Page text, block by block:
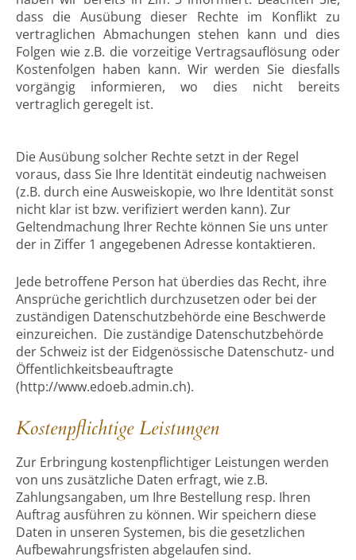
dass die Ausübung dieser Rechte im Konflikt zu
vertraglichen Abmachungen stehen kann und dies
Folgen wie z.B. die vorzeitige Vertragsauflösung oder
Kostenfolgen haben kann. Wir werden Sie diesfalls
vorgängig informieren, wo dies nicht bereits
vertraglich geregelt ist.
Die Ausübung solcher Rechte setzt in der Regel
voraus, dass Sie Ihre Identität eindeutig nachweisen
(z.B. durch eine Ausweiskopie, wo Ihre Identität sonst
nicht klar ist bzw. verifiziert werden kann). Zur
Geltendmachung Ihrer Rechte können Sie uns unter
der in Ziffer 1 angegebenen Adresse kontaktieren.
Jede betroffene Person hat überdies das Recht, ihre
Ansprüche gerichtlich durchzusetzen oder bei der
zuständigen Datenschutzbehörde eine Beschwerde
einzureichen. Die zuständige Datenschutzbehörde
der Schweiz ist der Eidgenössische Datenschutz- und
Öffentlichkeitsbeauftragte
(http://www.edoeb.admin.ch).
Kostenpflichtige Leistungen
Zur Erbringung kostenpflichtiger Leistungen werden
von uns zusätzliche Daten erfragt, wie z.B.
Zahlungsangaben, um Ihre Bestellung resp. Ihren
Auftrag ausführen zu können. Wir speichern diese
Daten in unseren Systemen, bis die gesetzlichen
Aufbewahrungsfristen abgelaufen sind.